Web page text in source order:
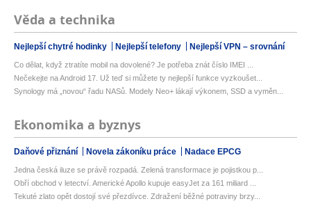
Věda a technika
Nejlepší chytré hodinky Nejlepší telefony Nejlepší VPN – srovnání
Co dělat, když ztratíte mobil na dovolené? Je potřeba znát číslo IMEI ...
Nečekejte na Android 17. Už teď si můžete ty nejlepší funkce vyzkoušet...
Synology má „novou“ řadu NASů. Modely Neo+ lákají výkonem, SSD a vyměn...
Ekonomika a byznys
Daňové přiznání Novela zákoníku práce Nadace EPCG
Jedna česká iluze se právě rozpadá. Zelená transformace je pojistkou p...
Obří obchod v letectví. Americké Apollo kupuje easyJet za 161 miliard ...
Tekuté zlato opět dostojí své přezdívce. Zdražení běžné potraviny brzy...